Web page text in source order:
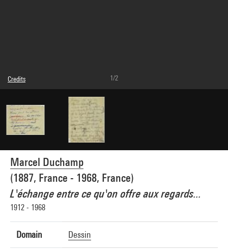
Marcel Duchamp
(1887, France - 1968, France)
L'échange entre ce qu'on offre aux regards...
1912 - 1968
Domain Dessin
Credits
Caption : Verso
© Association Marcel Duchamp / Adagp, Paris
Photo credits : Jacques Faujour - Centre Pompidou, MNAM-CCI
Image reference : 4F51619 [1999 CX 0949 V]
1/2